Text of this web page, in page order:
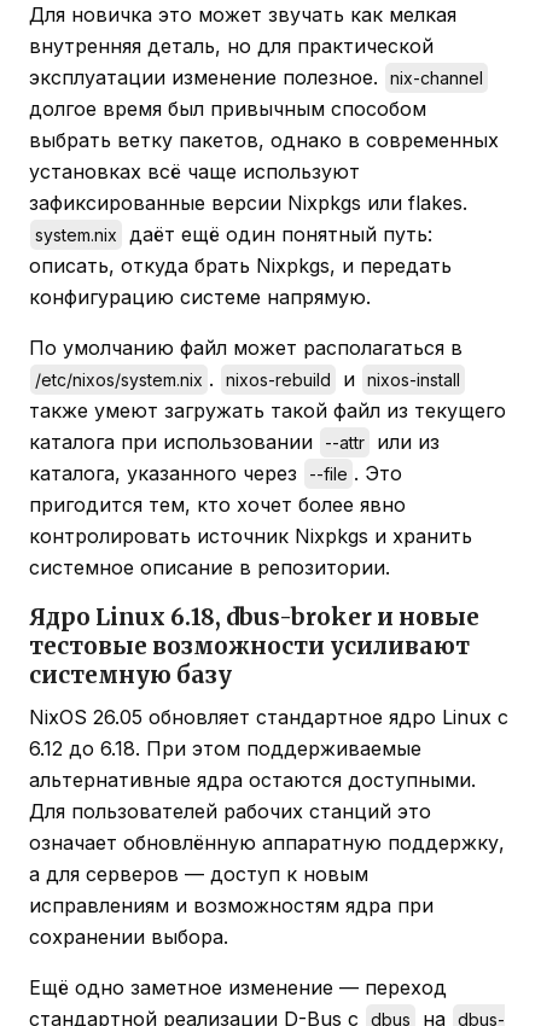
Для новичка это может звучать как мелкая
внутренняя деталь, но для практической
эксплуатации изменение полезное.
nix-channel
долгое время был привычным способом
выбрать ветку пакетов, однако в современных
установках всё чаще используют
зафиксированные версии Nixpkgs или flakes.
system.nix
даёт ещё один понятный путь:
описать, откуда брать Nixpkgs, и передать
конфигурацию системе напрямую.
По умолчанию файл может располагаться в
/etc/nixos/system.nix . nixos-rebuild и nixos-install
также умеют загружать такой файл из текущего
каталога при использовании
--attr
или из
каталога, указанного через
--file . Это
пригодится тем, кто хочет более явно
контролировать источник Nixpkgs и хранить
системное описание в репозитории.
Ядро Linux 6.18, dbus-broker и новые
тестовые возможности усиливают
системную базу
NixOS 26.05 обновляет стандартное ядро Linux с
6.12 до 6.18. При этом поддерживаемые
альтернативные ядра остаются доступными.
Для пользователей рабочих станций это
означает обновлённую аппаратную поддержку,
а для серверов — доступ к новым
исправлениям и возможностям ядра при
сохранении выбора.
Ещё одно заметное изменение — переход
стандартной реализации D-Bus с
dbus на dbus-